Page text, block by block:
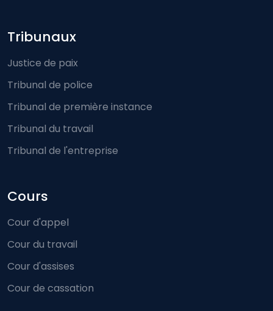
Footer-menu
Tribunaux
Justice de paix
Tribunal de police
Tribunal de première instance
Tribunal du travail
Tribunal de l'entreprise
Cours
Cour d'appel
Cour du travail
Cour d'assises
Cour de cassation